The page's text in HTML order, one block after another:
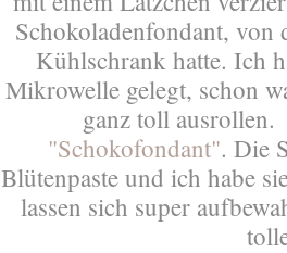
Schokoladenfondant,
Kühlschrank hatte. Ich
Mikrowelle gelegt, schon
ganz toll ausrollen.
"Schokofondant". Die
Blütenpaste und ich habe
lassen sich super